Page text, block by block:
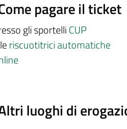
pagare il ticket
gli sportelli CUP
riscuotitrici automatiche
luoghi di